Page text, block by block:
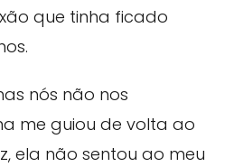
que tinha ficado
nós não nos
me guiou de volta ao
ela não sentou ao meu